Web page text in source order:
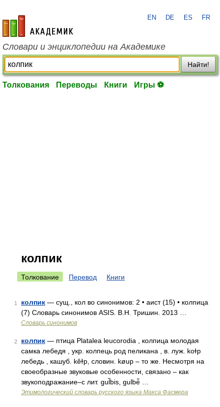
academic.ru
EN DE ES FR
Словари и энциклопедии на Академике
Найти!
Толкования Переводы Книги Игры ⚽
колпик
Толкование Перевод Книги
1 колпик — сущ., кол во синонимов: 2 • аист (15) • колпица
(7) Словарь синонимов ASIS. В.Н. Тришин. 2013 …
Словарь синонимов
2 колпик — птица Рlаtаlеа lеuсоrоdiа , колпица молодая
самка лебедя , укр. колпець род пеликана , в. луж. kоɫр
лебедь , кашуб. kěɫp, словин. køuр – то же. Несмотря на
своеобразные звуковые особенности, связано – как
звукоподражание–с лит. gul̃bis, gulbė̃ …
Этимологический словарь русского языка Макса Фасмера